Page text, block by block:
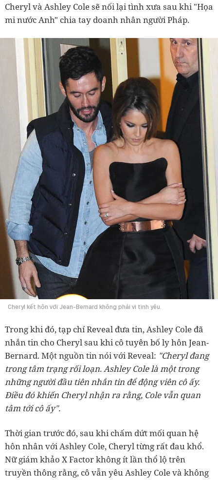
Cheryl và Ashley Cole sẽ nối lại tình xưa sau khi "Họa
mi nước Anh" chia tay doanh nhân người Pháp.
Cheryl kết hôn với Jean-Bernard không phải vì tình yêu.
Trong khi đó, tạp chí Reveal đưa tin, Ashley Cole đã
nhắn tin cho Cheryl sau khi cô tuyên bố ly hôn Jean-
Bernard. Một nguồn tin nói với Reveal: "Cheryl đang
trong tâm trạng rối loạn. Ashley Cole là một trong
những người đầu tiên nhắn tin để động viên cô ấy.
Điều đó khiến Cheryl nhận ra rằng, Cole vẫn quan
tâm tới cô ấy".
Thời gian trước đó, sau khi chấm dứt mối quan hệ
hôn nhân với Ashley Cole, Cheryl từng rất đau khổ.
Nữ giám khảo X Factor không ít lần thổ lộ trên
truyền thông rằng, cô vẫn yêu Ashley Cole và không